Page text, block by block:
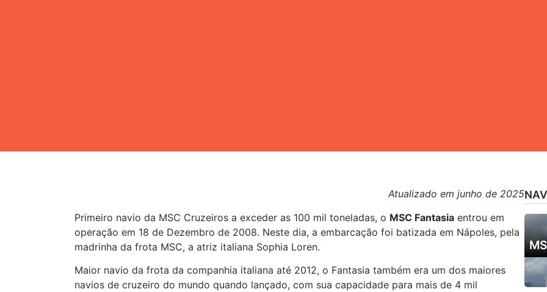
Atualizado em junho de 2025
Primeiro navio da MSC Cruzeiros a exceder as 100 mil toneladas, o MSC Fantasia entrou em
operação em 18 de Dezembro de 2008. Neste dia, a embarcação foi batizada em Nápoles, pela
madrinha da frota MSC, a atriz italiana Sophia Loren.
Maior navio da frota da companhia italiana até 2012, o Fantasia também era um dos maiores
navios de cruzeiro do mundo quando lançado, com sua capacidade para mais de 4 mil